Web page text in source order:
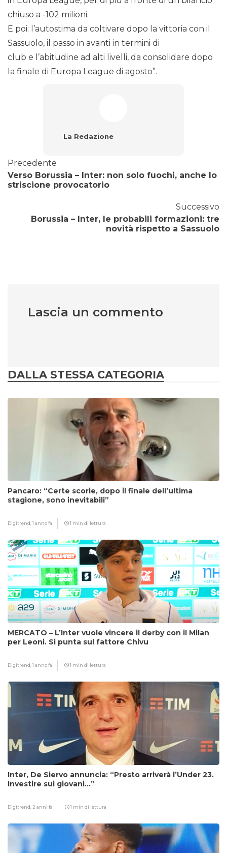
chiuso a -102 milioni.
E poi: l’autostima da coltivare dopo la vittoria con il
Sassuolo, il passo in avanti in termini di
club e l’abitudine ad alti livelli, da consolidare dopo
la finale di Europa League di agosto”.
La Redazione
Precedente
Verso Borussia – Inter: non solo fuochi, anche lo
striscione provocatorio
Successivo
Borussia – Inter, le probabili formazioni: tre
novità rispetto a Sassuolo
Lascia un commento
DALLA STESSA CATEGORIA
Pancaro: “Certe scorie, dopo il finale dell’ultima
stagione, sono inevitabili”
Digitrend,1 anno fa 1 min di lettura
MERCATO – L’Inter vuole vincere il derby con il Milan
per Leoni. Si punta sul fattore Chivu
Digitrend,1 anno fa 1 min di lettura
Inter, De Siervo annuncia: “Presto arriverà l’Under 23.
Investire sui giovani…”
Digitrend, 2 anni fa 1 min di lettura